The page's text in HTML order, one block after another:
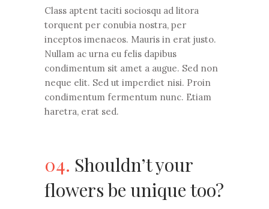
Class aptent taciti sociosqu ad litora
torquent per conubia nostra, per
inceptos imenaeos. Mauris in erat justo.
Nullam ac urna eu felis dapibus
condimentum sit amet a augue. Sed non
neque elit. Sed ut imperdiet nisi. Proin
condimentum fermentum nunc. Etiam
haretra, erat sed.
04. Shouldn’t your
flowers be unique too?